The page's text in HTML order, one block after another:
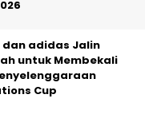
dan adidas Jalin
untuk Membekali
Cup